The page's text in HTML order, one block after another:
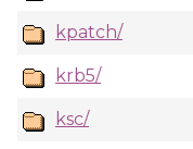
kpatch/
krb5/
ksc/